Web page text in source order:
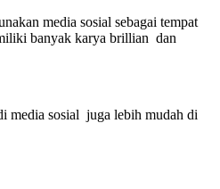
media sosial sebagai tempat
banyak karya brillian dan
media sosial juga lebih mudah di